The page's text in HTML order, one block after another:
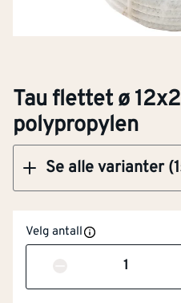
Tau flettet ø
polypropylen
Se alle varianter
Klikk og hent
Velg antall
Antall